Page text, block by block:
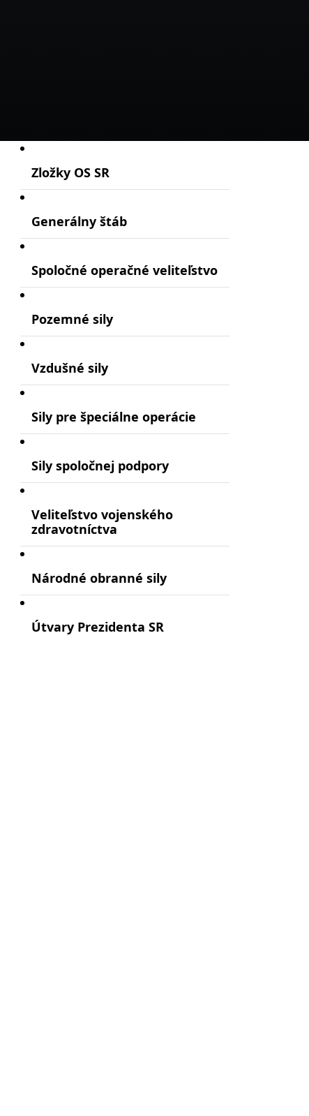
Zložky OS SR
Generálny štáb
Spoločné operačné veliteľstvo
Pozemné sily
Vzdušné sily
Sily pre špeciálne operácie
Sily spoločnej podpory
Veliteľstvo vojenského
zdravotníctva
Národné obranné sily
Útvary Prezidenta SR